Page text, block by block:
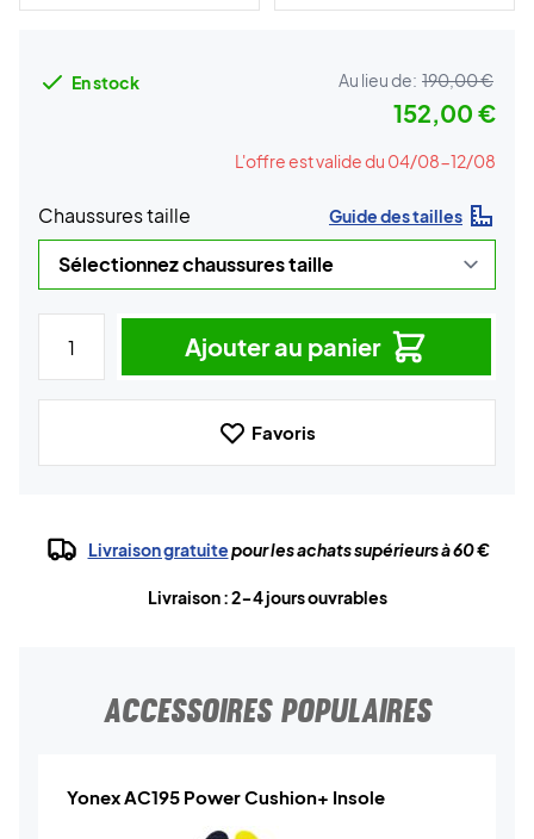
En stock Au lieu de: 190,00 €
152,00 €
L'offre est valide du 04/08-12/08
Chaussures taille Guide des tailles
Ajouter au panier
Favoris
Livraison gratuitepour les achats supérieurs à 60 €
Livraison : 2-4 jours ouvrables
ACCESSOIRES POPULAIRES
Yonex AC195 Power Cushion+ Insole